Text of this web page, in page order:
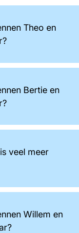
Theo en
Bertie en
veel meer
Willem en